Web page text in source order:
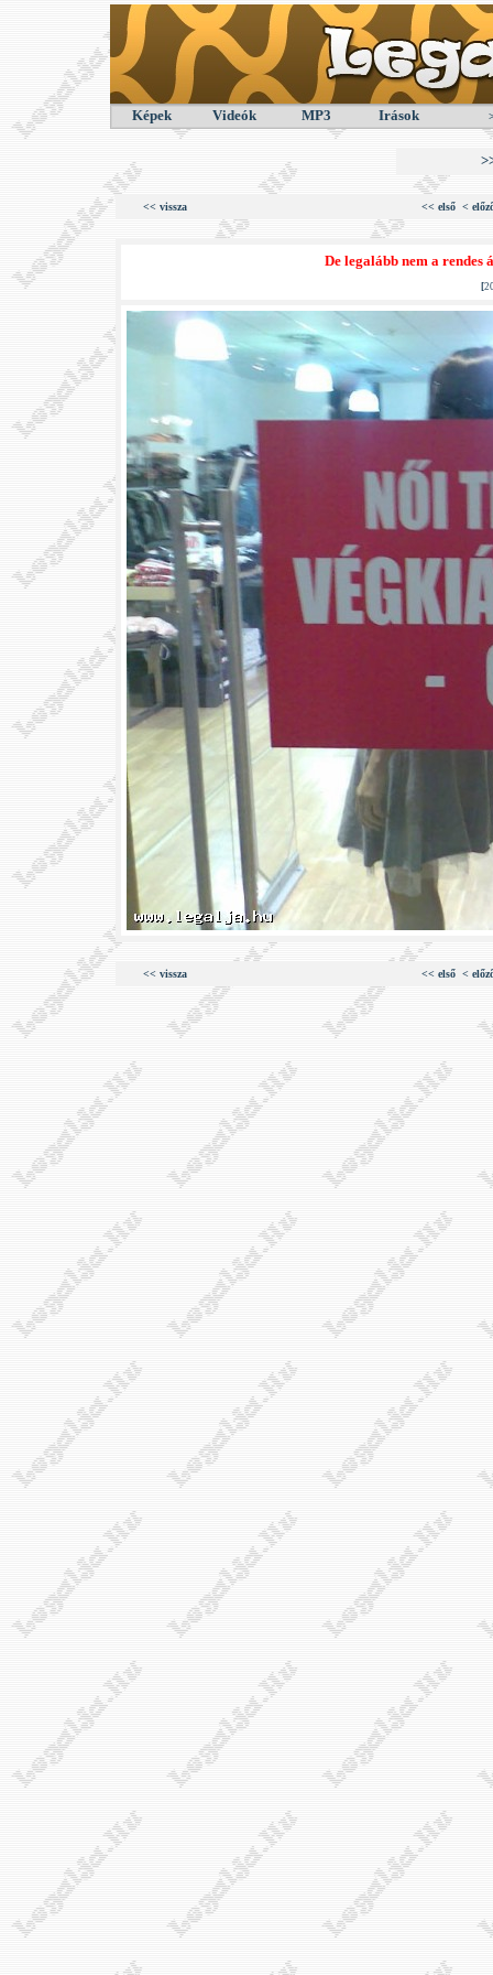
Képek Videók MP3 Irások
<< vissza << első <
De legalább nem a rendes
[
<< vissza << első <